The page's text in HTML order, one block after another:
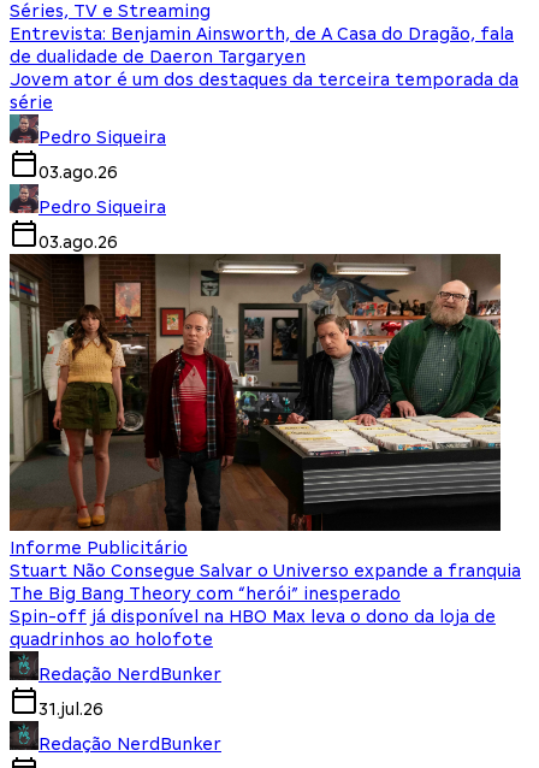
Séries, TV e Streaming
Entrevista: Benjamin Ainsworth, de A Casa do Dragão, fala
de dualidade de Daeron Targaryen
Jovem ator é um dos destaques da terceira temporada da
série
Pedro Siqueira
03.ago.26
Pedro Siqueira
03.ago.26
Informe Publicitário
Stuart Não Consegue Salvar o Universo expande a franquia
The Big Bang Theory com “herói” inesperado
Spin-off já disponível na HBO Max leva o dono da loja de
quadrinhos ao holofote
Redação NerdBunker
31.jul.26
Redação NerdBunker